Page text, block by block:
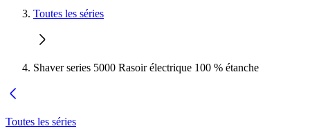
Toutes les séries
Shaver series 5000 Rasoir électrique 100 % étanche
Toutes les séries